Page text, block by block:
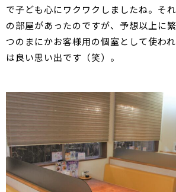
で子ども心にワクワクしましたね。そ
の部屋があったのですが、予想以上に
つのまにかお客様用の個室として使わ
は良い思い出です（笑）。